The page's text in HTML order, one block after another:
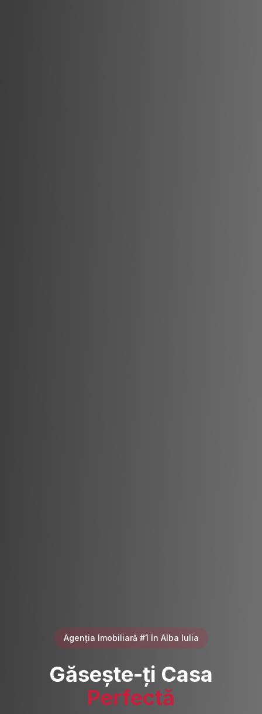
Agenția Imobiliară #1 în Alba Iulia
Găsește-ți Casa
Perfectă